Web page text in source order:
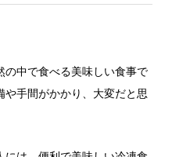
の中で食べる美味しい食事で
手間がかかり、大変だと思